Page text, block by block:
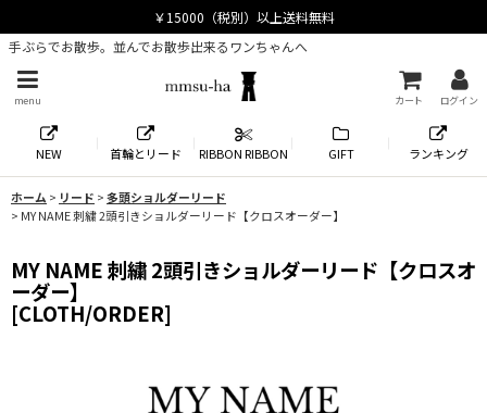
手ぶらでお散歩。並んでお散歩出来るワンちゃんへ
menu カート ログイン
NEW 首輪とリード RIBBON RIBBON GIFT ランキング
ホーム> リード >多頭ショルダーリード
> MY NAME 刺繍 2頭引きショルダーリード【クロスオーダー】
MY NAME 刺繍 2頭引きショルダーリード【クロスオ
ーダー】
[CLOTH/ORDER]